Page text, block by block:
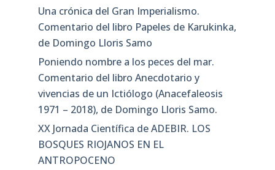
Una crónica del Gran Imperialismo.
Comentario del libro Papeles de Karukinka,
de Domingo Lloris Samo
Poniendo nombre a los peces del mar.
Comentario del libro Anecdotario y
vivencias de un Ictiólogo (Anacefaleosis
1971 – 2018), de Domingo Lloris Samo.
XX Jornada Científica de ADEBIR. LOS
BOSQUES RIOJANOS EN EL
ANTROPOCENO